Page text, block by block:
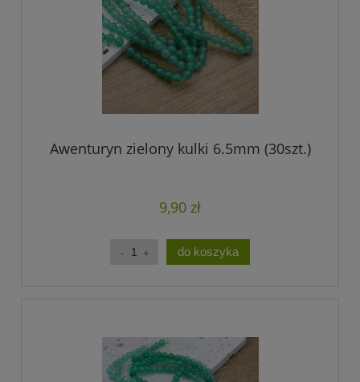
Awenturyn zielony kulki 6.5mm (30szt.)
9,90 zł
do koszyka